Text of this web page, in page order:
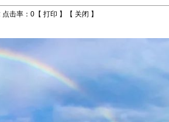
击率： 0 【 打印 】【 关闭 】